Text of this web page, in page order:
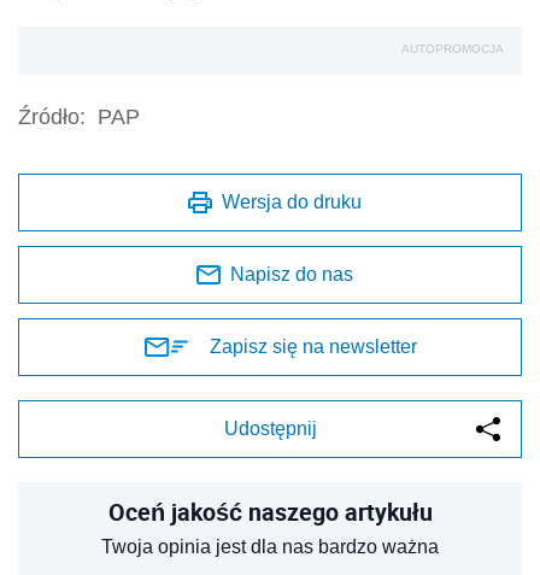
AUTOPROMOCJA
Źródło: PAP
Wersja do druku
Napisz do nas
Zapisz się na newsletter
Udostępnij
Oceń jakość naszego artykułu
Twoja opinia jest dla nas bardzo ważna